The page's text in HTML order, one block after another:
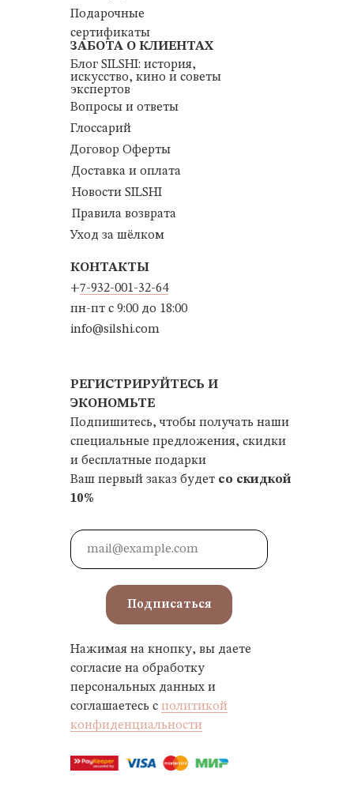
Подписаться
Уход за шёлком
Правила возврата
Новости SILSHI
Доставка и оплата
Договор Оферты
Глоссарий
Вопросы и ответы
Блог SILSHI: история,
искусство, кино и советы
экспертов
ЗАБОТА О КЛИЕНТАХ
РЕГИСТРИРУЙТЕСЬ И
ЭКОНОМЬТЕ
Подпишитесь, чтобы получать наши
специальные предложения, скидки
и бесплатные подарки
Ваш первый заказ будет со скидкой
10%
Нажимая на кнопку, вы даете
согласие на обработку
персональных данных и
соглашаетесь c политикой
конфиденциальности
КОНТАКТЫ
+7-932-001-32-64
пн-пт с 9:00 до 18:00
info@silshi.com
Подарочные
сертификаты